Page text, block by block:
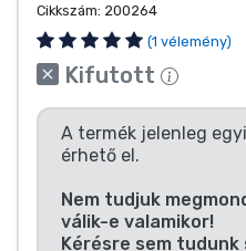
Cikkszám: 200264
(1 vélemény)
Kifutott
A termék jelenleg
érhető el.
Nem tudjuk
válik-e valamikor!
Kérésre sem tudunk
Sportos cuccok
Zenés cuccok
Terméktípusok
Márkák